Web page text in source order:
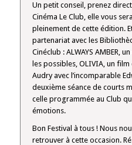
Un petit conseil, prenez
Cinéma Le Club, elle vous
pleinement de cette édition.
partenariat avec les
Cinéclub : ALWAYS AMBER,
les possibles, OLIVIA, un
Audry avec l’incomparable
deuxième séance de courts
celle programmée au Club
émotions.
Bon Festival à tous ! Nous
retrouver à cette occasion.